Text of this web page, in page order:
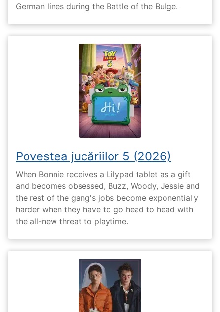
German lines during the Battle of the Bulge.
Povestea jucăriilor 5 (2026)
When Bonnie receives a Lilypad tablet as a gift
and becomes obsessed, Buzz, Woody, Jessie and
the rest of the gang's jobs become exponentially
harder when they have to go head to head with
the all-new threat to playtime.